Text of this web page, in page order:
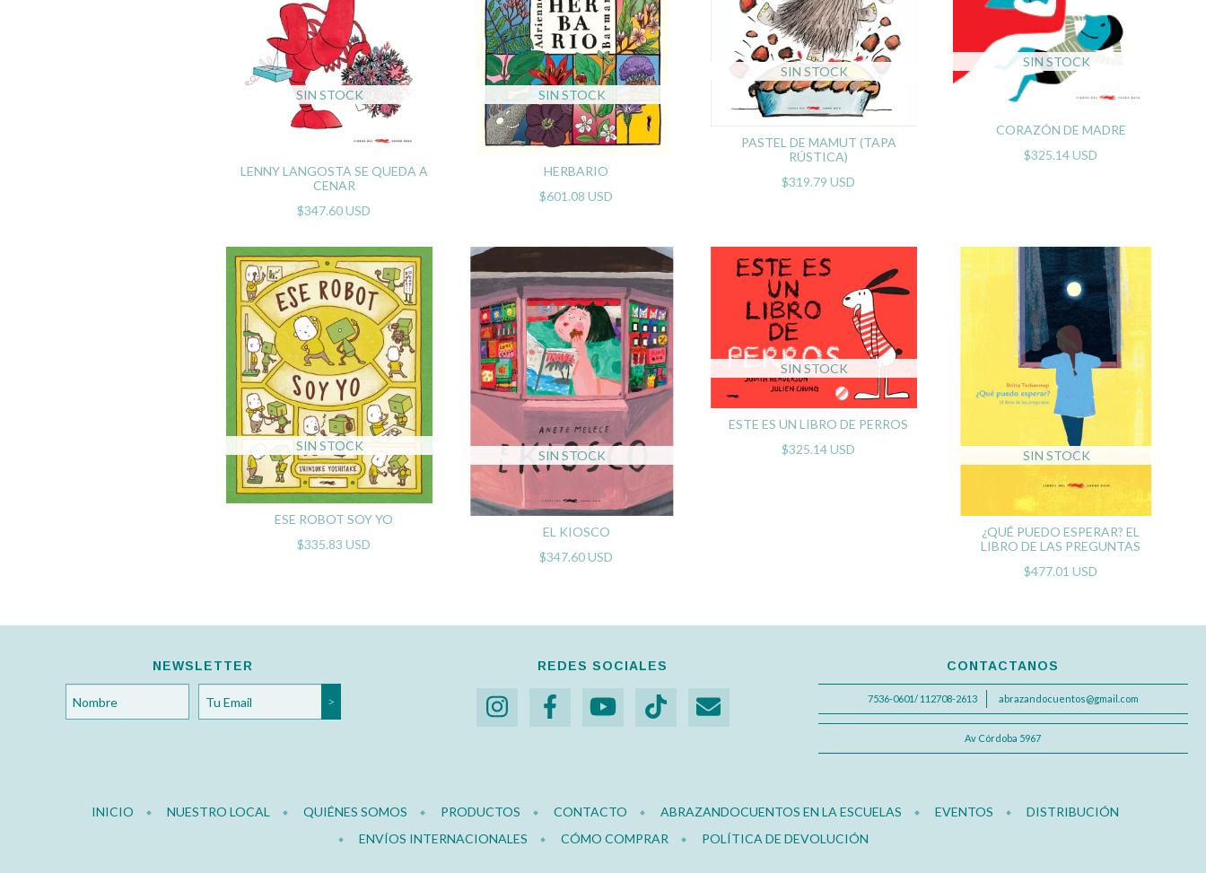
SIN STOCK
LENNY LANGOSTA SE QUEDA A
CENAR
$347.60 USD
SIN STOCK
HERBARIO
$601.08 USD
SIN STOCK
PASTEL DE MAMUT (TAPA
RÚSTICA)
$319.79 USD
SIN STOCK
CORAZÓN DE MADRE
$325.14 USD
SIN STOCK
ESE ROBOT SOY YO
$335.83 USD
SIN STOCK
EL KIOSCO
$347.60 USD
SIN STOCK
ESTE ES UN LIBRO DE PERROS
$325.14 USD
SIN STOCK
¿QUÉ PUEDO ESPERAR? EL
LIBRO DE LAS PREGUNTAS
$477.01 USD
NEWSLETTER REDES SOCIALES CONTACTANOS
7536-0601/ 112708-2613 abrazandocuentos@gmail.com
Av Córdoba 5967
INICIO NUESTRO LOCAL QUIÉNES SOMOS PRODUCTOS CONTACTO ABRAZANDOCUENTOS EN LA ESCUELAS EVENTOS
DISTRIBUCIÓN
ENVÍOS INTERNACIONALES
CÓMO COMPRAR POLÍTICA DE DEVOLUCIÓN